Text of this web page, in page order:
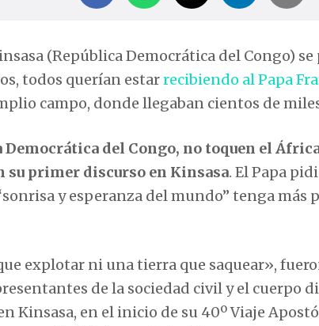
(República Democrática del Congo)
todos querían estarrecibiendo al Papa
campo, donde llegaban cientos de
Democrática del Congo, no toquen el
su primer discurso en Kinsasa. El Papa
y esperanza del mundo” tenga más
explotar ni una tierra que saquear»,
de la sociedad civil y el cuerpo
Kinsasa, en el inicio de su 40º Viaje